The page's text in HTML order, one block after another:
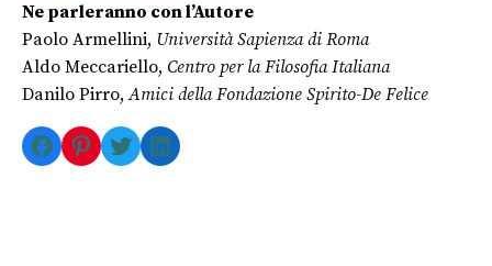
Ne parleranno con l’Autore
Paolo Armellini, Università Sapienza di Roma
Aldo Meccariello, Centro per la Filosofia Italiana
Danilo Pirro,Amici della Fondazione Spirito-De Felice
Facebook
Pinterest
TwitterLinkedIn